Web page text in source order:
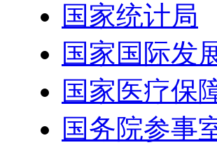
国家统计局
国家国际发
国家医疗保
国务院参事